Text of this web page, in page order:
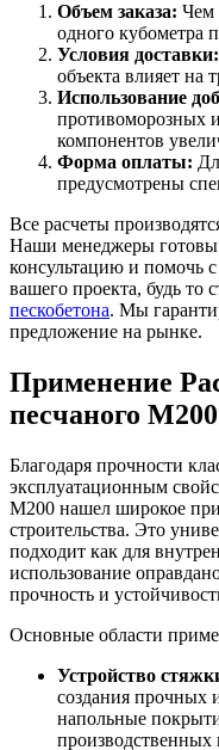
Объем заказа: Чем
одного кубометра
Условия доставки:
объекта влияет на
Использование
противоморозных
компонентов
Форма оплаты:
предусмотрены
Все расчеты
Наши менеджеры готовы
консультацию и помочь
вашего проекта, будь то
пескобетона. Мы
предложение на рынке.
Применение
песчаного М200
Благодаря прочности
эксплуатационным
М200 нашел широкое
строительства. Это
подходит как для
использование
прочность и
Основные области
Устройство
создания прочных
напольные
производственных